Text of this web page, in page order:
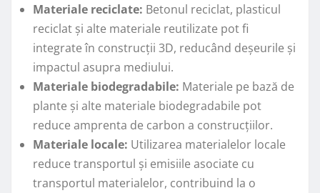
Materiale reciclate: Betonul reciclat, plasticul
reciclat și alte materiale reutilizate pot fi
integrate în construcții 3D, reducând deșeurile și
impactul asupra mediului.
Materiale biodegradabile: Materiale pe bază de
plante și alte materiale biodegradabile pot
reduce amprenta de carbon a construcțiilor.
Materiale locale: Utilizarea materialelor locale
reduce transportul și emisiile asociate cu
transportul materialelor, contribuind la o